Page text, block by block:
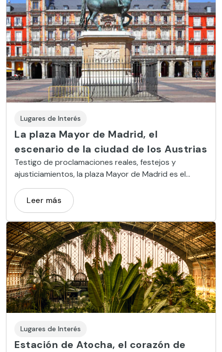
Lugares de Interés
La plaza Mayor de Madrid, el
escenario de la ciudad de los Austrias
Testigo de proclamaciones reales, festejos y
ajusticiamientos, la plaza Mayor de Madrid es el
emblema de la ciudad promovida por la dinastía de
los Habsburgo.
Leer más
Lugares de Interés
Estación de Atocha, el corazón de